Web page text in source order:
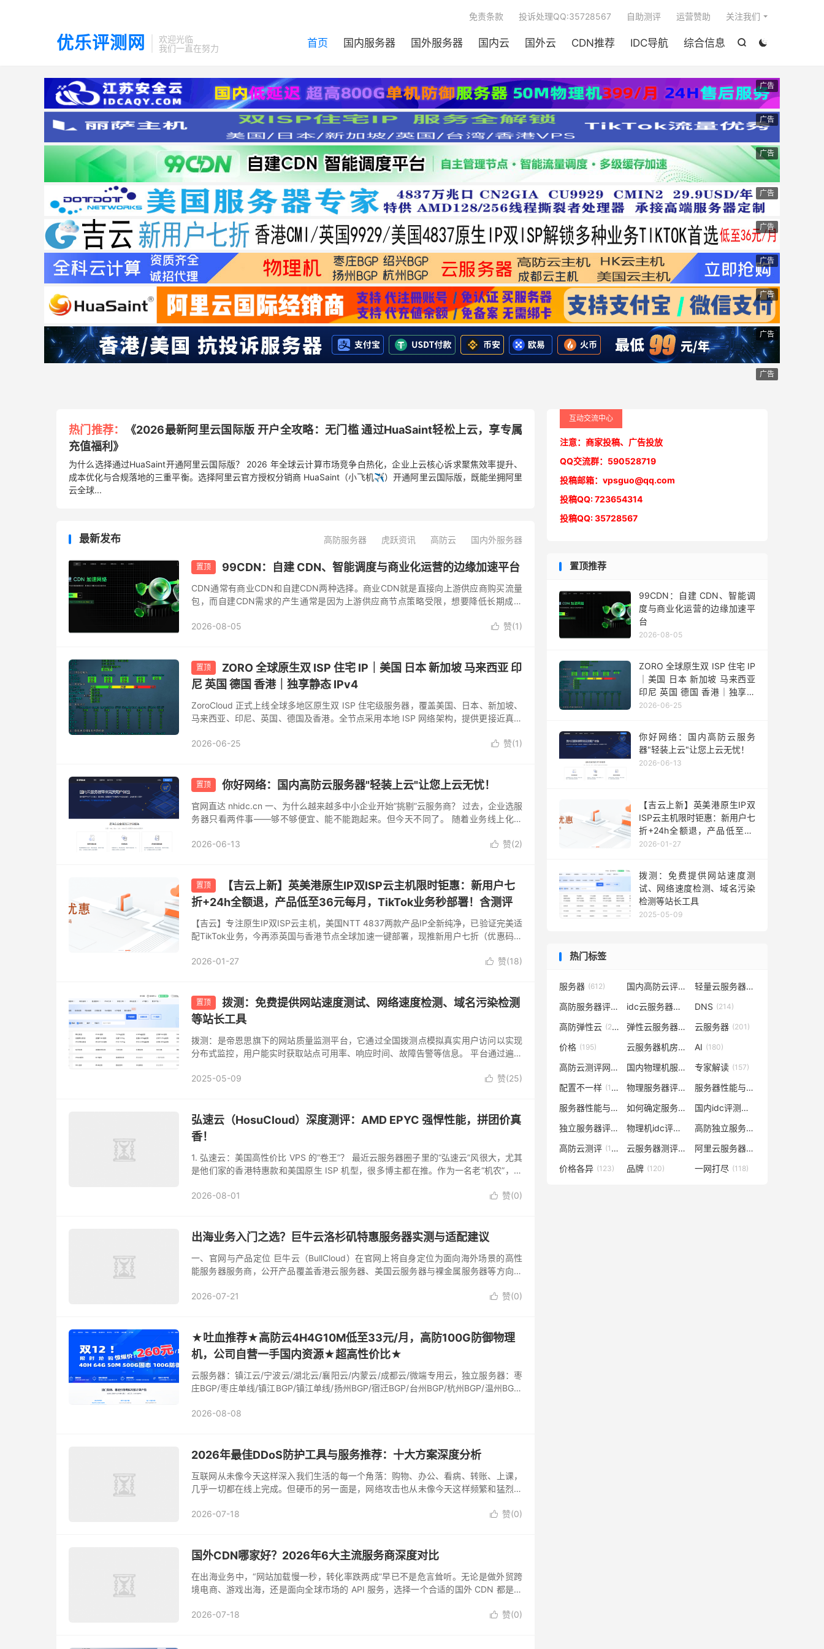
优乐评测网
欢迎光临
我们一直在努力


首页 国内服务器 国外服务器 国内云 国外云 CDN推荐 IDC导航 综合信息
免责条款 投诉处理QQ:35728567 自助测评 运营赞助 关注我们
广告
广告
广告
广告
广告
广告
广告
广告
广告
热门推荐：
《2026最新阿里云国际版 开户全攻略：无门槛 通过HuaSaint轻松上云，享专属
充值福利》
为什么选择通过HuaSaint开通阿里云国际版？ 2026 年全球云计算市场竞争白热化，企业上云核心诉求聚焦效率提升、
成本优化与合规落地的三重平衡。选择阿里云官方授权分销商 HuaSaint（小飞机✈️）开通阿里云国际版，既能坐拥阿里
云全球...
最新发布 高防服务器 虎跃资讯 高防云 国内外服务器
置顶 99CDN：自建 CDN、智能调度与商业化运营的边缘加速平台
CDN通常有商业CDN和自建CDN两种选择。商业CDN就是直接向上游供应商购买流量
包，而自建CDN需求的产生通常是因为上游供应商节点策略受限，想要降低长期成本
 赞(1)
2026-08-05
置顶
ZORO 全球原生双 ISP 住宅 IP｜美国 日本 新加坡 马来西亚 印
尼 英国 德国 香港｜独享静态 IPv4
ZoroCloud 正式上线全球多地区原生双 ISP 住宅级服务器，覆盖美国、日本、新加坡、
马来西亚、印尼、英国、德国及香港。全节点采用本地 ISP 网络架构，提供更接近真实
 赞(1)
2026-06-25
置顶 你好网络：国内高防云服务器"轻装上云"让您上云无忧！
官网直达 nhidc.cn 一、为什么越来越多中小企业开始”挑剔”云服务商？ 过去，企业选服
务器只看两件事——够不够便宜、能不能跑起来。但今天不同了。 随着业务线上化加
 赞(2)
2026-06-13
置顶
【吉云上新】英美港原生IP双ISP云主机限时钜惠：新用户七
折+24h全额退，产品低至36元每月，TikTok业务秒部署！含测评
【吉云】专注原生IP双ISP云主机，美国NTT 4837两款产品IP全新纯净，已验证完美适
配TikTok业务，今再添英国与香港节点全球加速一键部署，现推新用户七折（优惠码可
 赞(18)
2026-01-27
置顶
拨测：免费提供网站速度测试、网络速度检测、域名污染检测
等站长工具
拨测：是帝恩思旗下的网站质量监测平台，它通过全国拨测点模拟真实用户访问以实现
分布式监控，用户能实时获取站点可用率、响应时间、故障告警等信息。 平台通过遍布
面加载速度...
 赞(25)
2025-05-09
弘速云（HosuCloud）深度测评：AMD EPYC 强悍性能，拼团价真
香！
1. 弘速云：美国高性价比 VPS 的“卷王”？ 最近云服务器圈子里的“弘速云”风很大，尤其
是他们家的香港特惠款和美国原生 ISP 机型，很多博主都在推。作为一名老“机农”，我
 赞(0)
2026-08-01
出海业务入门之选？巨牛云洛杉矶特惠服务器实测与适配建议
一、官网与产品定位 巨牛云（BullCloud）在官网上将自身定位为面向海外场景的高性
能服务器服务商，公开产品覆盖香港云服务器、美国云服务器与裸金属服务器等方向。
 赞(0)
2026-07-21
★吐血推荐★高防云4H4G10M低至33元/月，高防100G防御物理
机，公司自营一手国内资源★超高性价比★
云服务器：镇江云/宁波云/湖北云/襄阳云/内蒙云/成都云/微端专用云，独立服务器：枣
庄BGP/枣庄单线/镇江BGP/镇江单线/扬州BGP/宿迁BGP/台州BGP/杭州BGP/温州BGP/
2026-08-08
2026年最佳DDoS防护工具与服务推荐：十大方案深度分析
互联网从未像今天这样深入我们生活的每一个角落：购物、办公、看病、转账、上课，
几乎一切都在线上完成。但硬币的另一面是，网络攻击也从未像今天这样频繁和猛烈。
攻...
 赞(0)
2026-07-18
国外CDN哪家好？2026年6大主流服务商深度对比
在出海业务中，“网站加载慢一秒，转化率跌两成”早已不是危言耸听。无论是做外贸跨
境电商、游戏出海，还是面向全球市场的 API 服务，选择一个合适的国外 CDN 都是决
 赞(0)
2026-07-18
互动交流中心
注意：商家投稿、广告投放
QQ交流群：590528719
投稿邮箱：vpsguo@qq.com
投稿QQ: 723654314
投稿QQ: 35728567
置顶推荐
99CDN：自建 CDN、智能调
度与商业化运营的边缘加速平
台
2026-08-05
ZORO 全球原生双 ISP 住宅 IP
｜美国 日本 新加坡 马来西亚
印尼 英国 德国 香港｜独享静
态 IPv4
2026-06-25
你好网络：国内高防云服务
器"轻装上云"让您上云无忧！
2026-06-13
【吉云上新】英美港原生IP双
ISP云主机限时钜惠：新用户七
折+24h全额退，产品低至36
元每月，TikTok业务秒部署！
2026-01-27
拨测：免费提供网站速度测
试、网络速度检测、域名污染
检测等站长工具
2025-05-09
热门标签
服务器 (612) 国内高防云评测 (302) 轻量云服务器(262)
高防服务器评测 (232) idc云服务器评测 (223)
DNS (214)
高防弹性云 (210) 弹性云服务器评测 (209)
云服务器 (201)
价格 (195) 云服务器机房评测 (185)
AI (180)
高防云测评网(169) 国内物理机服务器测评 (165)
专家解读 (157)
配置不一样 (148) 物理服务器评测 (148) 服务器性能与价格对比
服务器性能与什么有关 (138) 如何确定服务器数量及配置 (129)
国内idc评测云服务器
独立服务器评测 (128) 物理机idc评测网 (128) 高防独立服务器评测
高防云测评 (128) 云服务器测评网 (127) 阿里云服务器多少钱一年
价格各异 (123) 品牌 (120) 一网打尽 (118)